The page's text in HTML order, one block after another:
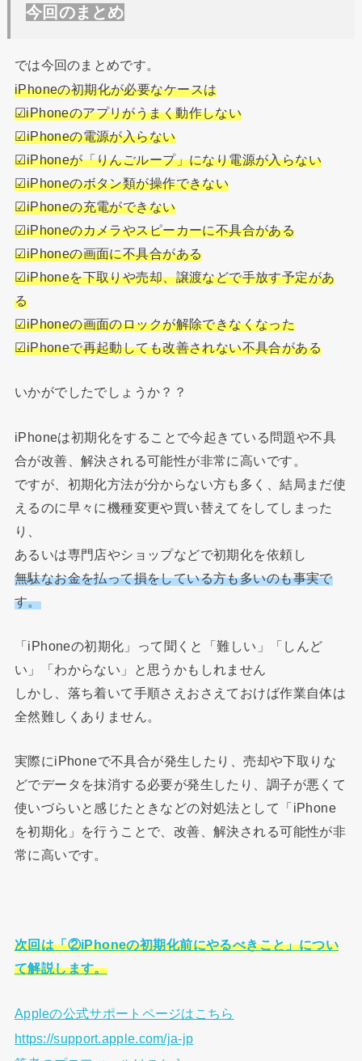
今回のまとめ
では今回のまとめです。
iPhoneの初期化が必要なケースは
☑iPhoneのアプリがうまく動作しない
☑︎iPhoneの電源が入らない
☑iPhoneが「りんごループ」になり電源が入らない
☑iPhoneのボタン類が操作できない
☑︎iPhoneの充電ができない
☑︎iPhoneのカメラやスピーカーに不具合がある
☑︎iPhoneの画面に不具合がある
☑iPhoneを下取りや売却、譲渡などで手放す予定があ
る
☑iPhoneの画面のロックが解除できなくなった
☑iPhoneで再起動しても改善されない不具合がある
いかがでしたでしょうか？？
iPhoneは初期化をすることで今起きている問題や不具
合が改善、解決される可能性が非常に高いです。
ですが、初期化方法が分からない方も多く、結局まだ使
えるのに早々に機種変更や買い替えてをしてしまった
り、
あるいは専門店やショップなどで初期化を依頼し
無駄なお金を払って損をしている方も多いのも事実で
す。
「iPhoneの初期化」って聞くと「難しい」「しんど
い」「わからない」と思うかもしれません
しかし、落ち着いて手順さえおさえておけば作業自体は
全然難しくありません。
実際にiPhoneで不具合が発生したり、売却や下取りな
どでデータを抹消する必要が発生したり、調子が悪くて
使いづらいと感じたときなどの対処法として「iPhone
を初期化」を行うことで、改善、解決される可能性が非
常に高いです。
次回は「②iPhoneの初期化前にやるべきこと」につい
て解説します。
Appleの公式サポートページはこちら
https://support.apple.com/ja-jp